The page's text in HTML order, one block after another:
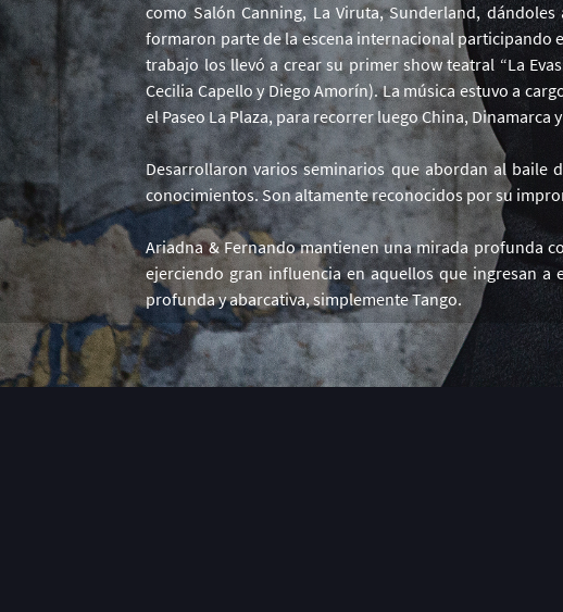
como Salón Canning, La Viruta, Sunderland,
formaron parte de la escena internacional participando
trabajo los llevó a crear su primer show teatral “La
Cecilia Capello y Diego Amorín). La música estuvo a
el Paseo La Plaza, para recorrer luego China, Dinamarca
Desarrollaron varios seminarios que abordan al
conocimientos. Son altamente reconocidos por su
Ariadna & Fernando mantienen una mirada profunda
ejerciendo gran influencia en aquellos que ingresan a
profunda y abarcativa, simplemente Tango.